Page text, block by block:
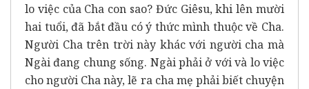
lo việc của Cha con sao? Đức Giêsu, khi lên mười
hai tuổi, đã bắt đầu có ý thức mình thuộc về Cha.
Người Cha trên trời này khác với người cha mà
Ngài đang chung sống. Ngài phải ở với và lo việc
cho người Cha này, lẽ ra cha mẹ phải biết chuyện